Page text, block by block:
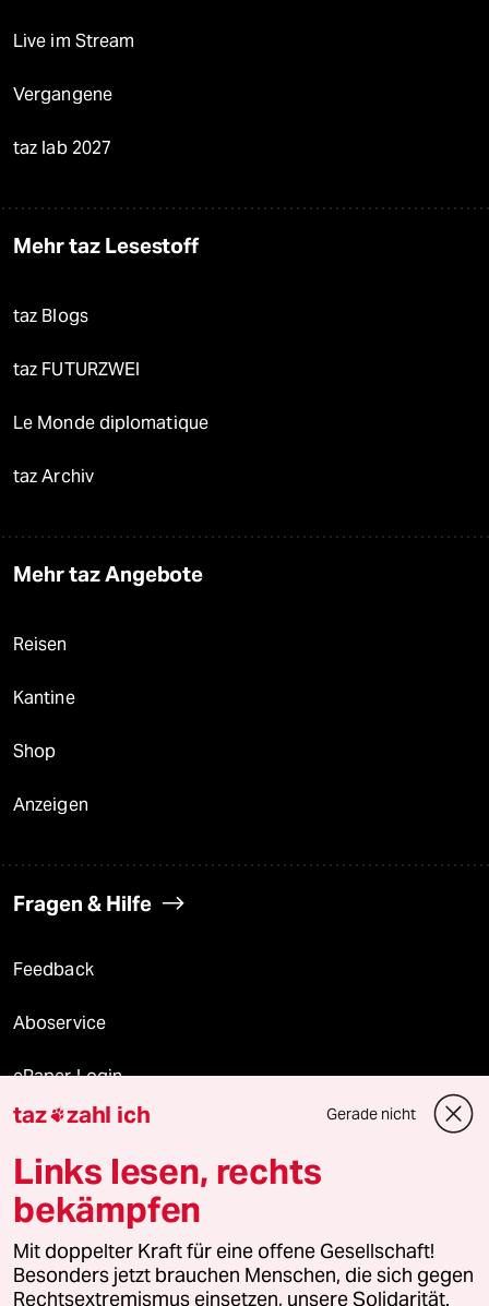
Live im Stream
Vergangene
taz lab 2027
Mehr taz Lesestoff
taz Blogs
taz FUTURZWEI
Le Monde diplomatique
taz Archiv
Mehr taz Angebote
Reisen
Kantine
Shop
Anzeigen
Fragen & Hilfe
Feedback
Aboservice
ePaper Login
Downloads für Abonnierende
© 2026 taz Verlags und Vertriebs GmbH
Alle Rechte vorbehalten. Bei rechtlichen Fragen oder für Genehmigungen
wenden Sie sich bitte an
lizenzen@taz.de
taz zahl ich Gerade nicht
Links lesen, rechts
bekämpfen
Mit doppelter Kraft für eine offene Gesellschaft!
Besonders jetzt brauchen Menschen, die sich gegen
Rechtsextremismus einsetzen, unsere Solidarität.